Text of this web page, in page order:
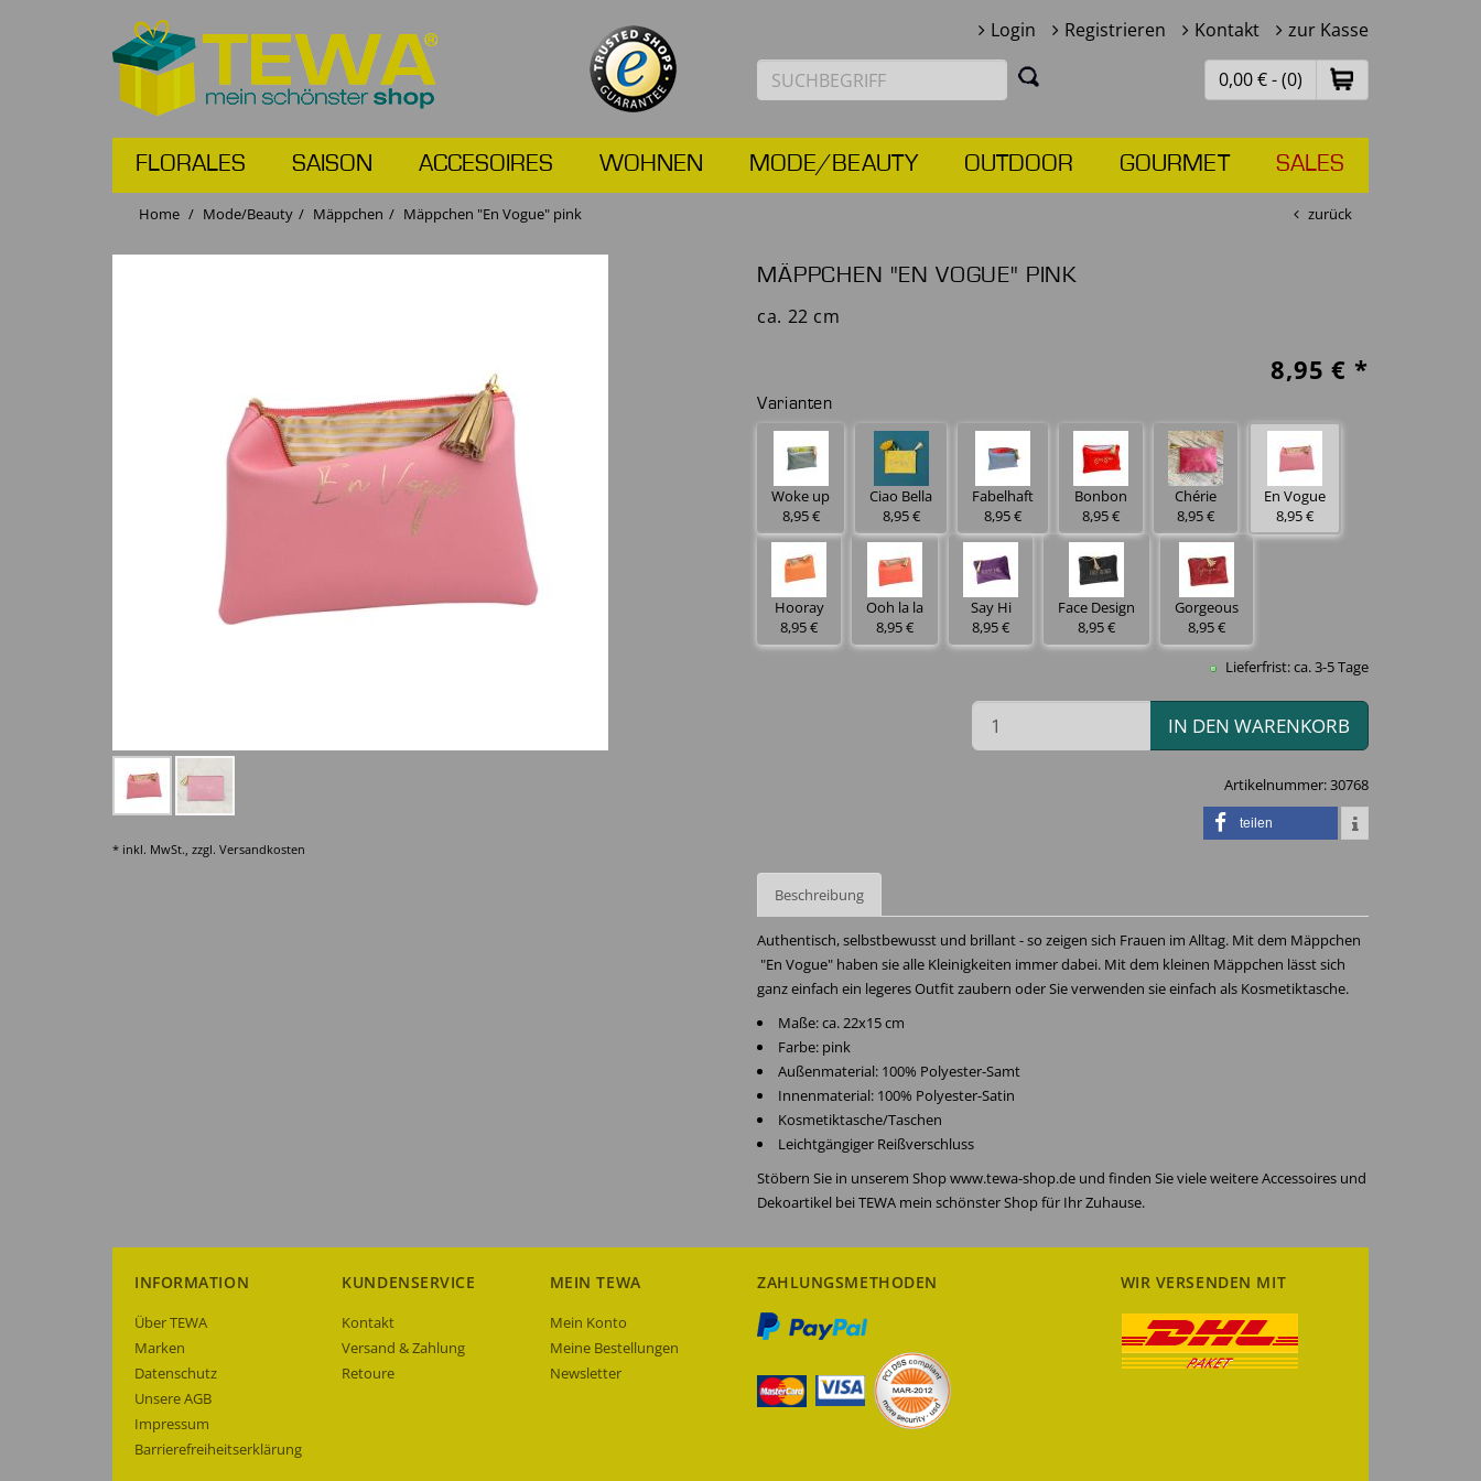
Login Registrieren Kontakt zur Kasse
0,00 € - (0)
FLORALES SAISON ACCESOIRES WOHNEN MODE/BEAUTY OUTDOOR GOURMET SALES
Home Mode/Beauty Mäppchen Mäppchen "En Vogue" pink zurück
* inkl. MwSt., zzgl. Versandkosten
MÄPPCHEN "EN VOGUE" PINK
ca. 22 cm
8,95 € *
Varianten
Woke up
8,95 €
Ciao Bella
8,95 €
Fabelhaft
8,95 €
Bonbon
8,95 €
Chérie
8,95 €
En Vogue
8,95 €
Hooray
8,95 €
Ooh la la
8,95 €
Say Hi
8,95 €
Face Design
8,95 €
Gorgeous
8,95 €
Lieferfrist: ca. 3-5 Tage
IN DEN WARENKORB
Artikelnummer:30768
teilen
Beschreibung
Authentisch, selbstbewusst und brillant - so zeigen sich Frauen im Alltag. Mit dem Mäppchen
"En Vogue" haben sie alle Kleinigkeiten immer dabei. Mit dem kleinen Mäppchen lässt sich
ganz einfach ein legeres Outfit zaubern oder Sie verwenden sie einfach als Kosmetiktasche.
Maße: ca. 22x15 cm
Farbe: pink
Außenmaterial: 100% Polyester-Samt
Innenmaterial: 100% Polyester-Satin
Kosmetiktasche/Taschen
Leichtgängiger Reißverschluss
Stöbern Sie in unserem Shop www.tewa-shop.de und finden Sie viele weitere Accessoires und
Dekoartikel bei TEWA mein schönster Shop für Ihr Zuhause.
INFORMATION
Über TEWA
Marken
Datenschutz
Unsere AGB
Impressum
Barrierefreiheitserklärung
KUNDENSERVICE
Kontakt
Versand & Zahlung
Retoure
MEIN TEWA
Mein Konto
Meine Bestellungen
Newsletter
ZAHLUNGSMETHODEN WIR VERSENDEN MIT